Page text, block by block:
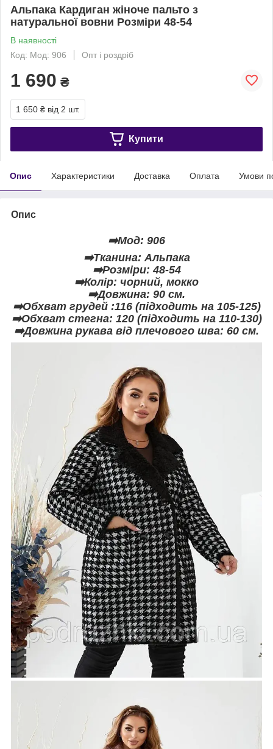
Альпака Кардиган жіноче пальто з
натуральної вовни Розміри 48-54
В наявності
Код: Мод: 906
Опт і роздріб
1 690 ₴
1 650 ₴ від 2 шт.
Купити
Опис Характеристики Доставка Оплата Умови
Опис
➡️Мод: 906
➡️Тканина: Альпака
➡️Розміри: 48-54
➡️Колір: чорний, мокко
➡️Довжина: 90 см.
➡️Обхват грудей :116 (підходить на 105-125)
➡️Обхват стегна: 120 (підходить на 110-130)
➡️Довжина рукава від плечового шва: 60 см.